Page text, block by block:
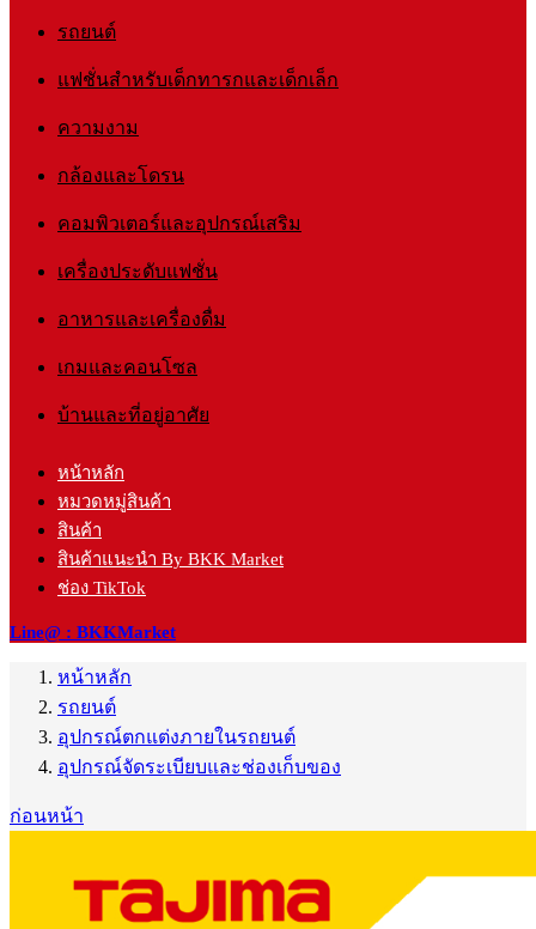
รถยนต์
แฟชั่นสำหรับเด็กทารกและเด็กเล็ก
ความงาม
กล้องและโดรน
คอมพิวเตอร์และอุปกรณ์เสริม
เครื่องประดับแฟชั่น
อาหารและเครื่องดื่ม
เกมและคอนโซล
บ้านและที่อยู่อาศัย
หน้าหลัก
หมวดหมู่สินค้า
สินค้า
สินค้าแนะนำ By BKK Market
ช่อง TikTok
Line@ : BKKMarket
หน้าหลัก
รถยนต์
อุปกรณ์ตกแต่งภายในรถยนต์
อุปกรณ์จัดระเบียบและช่องเก็บของ
ก่อนหน้า